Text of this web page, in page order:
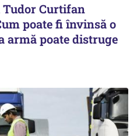
Tudor Curtifan
poate fi învinsă o
armă poate distruge